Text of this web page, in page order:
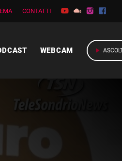
CONTATTI
WEBCAM play_arrow